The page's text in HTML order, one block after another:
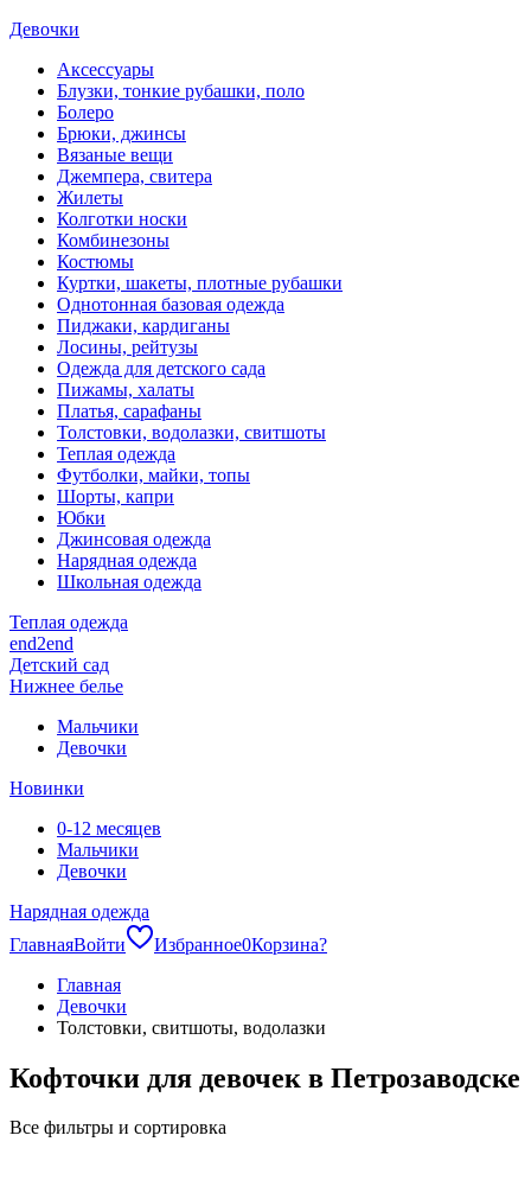
Девочки
Аксессуары
Блузки, тонкие рубашки, поло
Болеро
Брюки, джинсы
Вязаные вещи
Джемпера, свитера
Жилеты
Колготки носки
Комбинезоны
Костюмы
Куртки, шакеты, плотные рубашки
Однотонная базовая одежда
Пиджаки, кардиганы
Лосины, рейтузы
Одежда для детского сада
Пижамы, халаты
Платья, сарафаны
Толстовки, водолазки, свитшоты
Теплая одежда
Футболки, майки, топы
Шорты, капри
Юбки
Джинсовая одежда
Нарядная одежда
Школьная одежда
Теплая одежда
end2end
Детский сад
Нижнее белье
Мальчики
Девочки
Новинки
0-12 месяцев
Мальчики
Девочки
Нарядная одежда
ГлавнаяВойти Избранное0Корзина?
Главная
Девочки
Толстовки, свитшоты, водолазки
Кофточки для девочек в Петрозаводске
Все фильтры и сортировка